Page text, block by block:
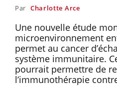
Par Charlotte Arce
Une nouvelle étude
microenvironnement
permet au cancer
système immunitaire.
pourrait permettre de
l’immunothérapie